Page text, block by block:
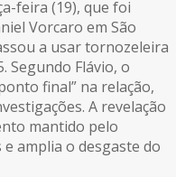
feira (19), que foi
Vorcaro em São
a usar tornozeleira
Segundo Flávio, o
final” na relação,
A revelação
mantido pelo
amplia o desgaste do